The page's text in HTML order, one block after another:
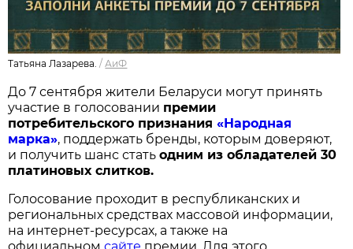
Татьяна Лазарева. / АиФ
До 7 сентября жители Беларуси могут принять
участие в голосовании премии
потребительского признания«Народная
марка», поддержать бренды, которым доверяют,
и получить шанс статьодним из обладателей 30
платиновых слитков.
Голосование проходит в республиканских и
региональных средствах массовой информации,
на интернет-ресурсах, а также на